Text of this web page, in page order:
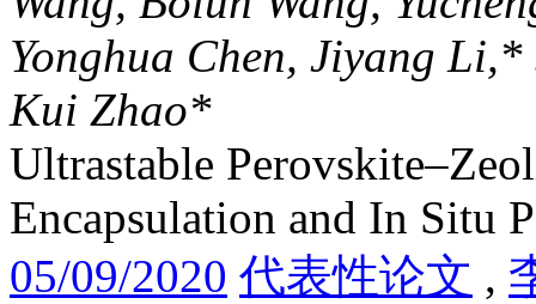
Yonghua Chen, Jiyang
Kui Zhao*
Ultrastable
Encapsulation and In Situ
05/09/2020 代表性论文 ,